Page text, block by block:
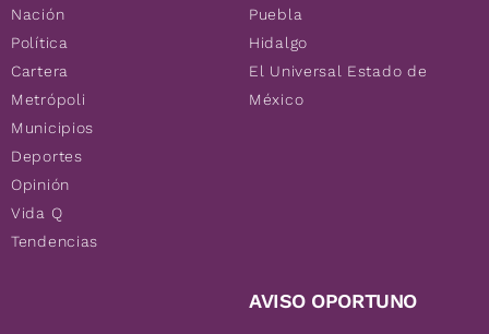
Nación
Política
Cartera
Metrópoli
Municipios
Deportes
Opinión
Vida Q
Tendencias
Puebla
Hidalgo
El Universal Estado de
México
AVISO OPORTUNO